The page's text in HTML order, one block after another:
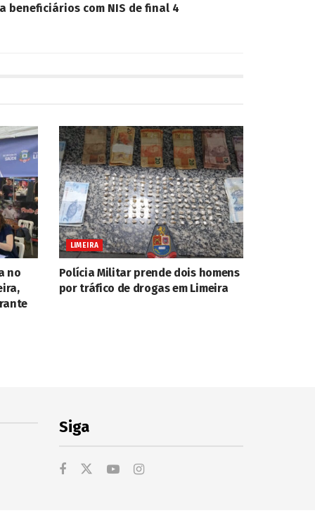
beneficiários com NIS de final 4
no
LIMEIRA
Polícia Militar prende dois homens
por tráfico de drogas em Limeira
Siga